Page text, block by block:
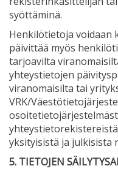
syöttäminä.
Henkilötietoja voidaan
päivittää myös
tarjoavilta
yhteystietojen
viranomaisilta tai
VRK/
yksityisistä ja julkisista
5. TIETOJEN